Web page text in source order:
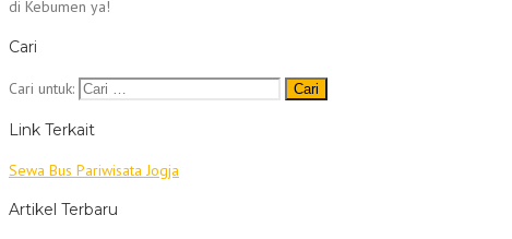
di Kebumen ya!
Cari
Cari untuk:
Link Terkait
Sewa Bus Pariwisata Jogja
Artikel Terbaru